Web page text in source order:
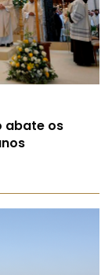
abate os